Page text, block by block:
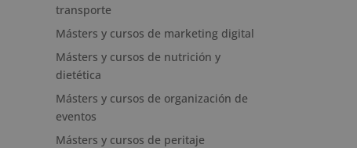
transporte
Másters y cursos de marketing digital
Másters y cursos de nutrición y
dietética
Másters y cursos de organización de
eventos
Másters y cursos de peritaje